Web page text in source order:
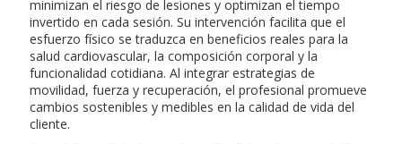
minimizan el riesgo de lesiones y optimizan el tiempo
invertido en cada sesión. Su intervención facilita que el
esfuerzo físico se traduzca en beneficios reales para la
salud cardiovascular, la composición corporal y la
funcionalidad cotidiana. Al integrar estrategias de
movilidad, fuerza y recuperación, el profesional promueve
cambios sostenibles y medibles en la calidad de vida del
cliente.